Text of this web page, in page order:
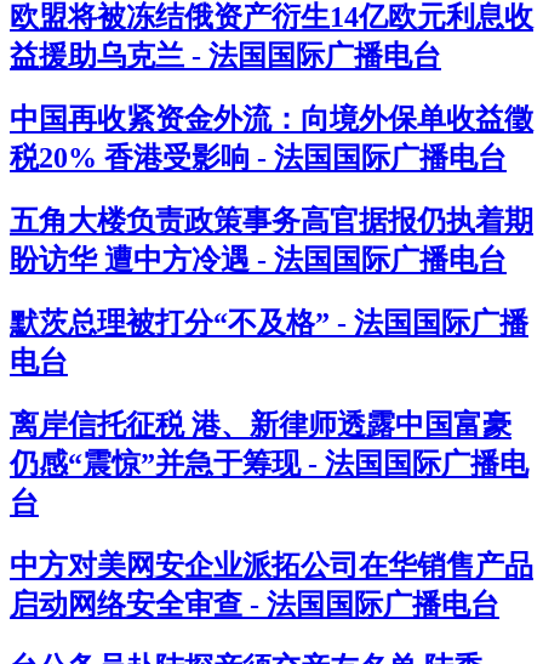
欧盟将被冻结俄资产衍生14亿欧元利息收
益援助乌克兰 - 法国国际广播电台
中国再收紧资金外流：向境外保单收益徵
税20% 香港受影响 - 法国国际广播电台
五角大楼负责政策事务高官据报仍执着期
盼访华 遭中方冷遇 - 法国国际广播电台
默茨总理被打分“不及格” - 法国国际广播
电台
离岸信托征税 港、新律师透露中国富豪
仍感“震惊”并急于筹现 - 法国国际广播电
台
中方对美网安企业派拓公司在华销售产品
启动网络安全审查 - 法国国际广播电台